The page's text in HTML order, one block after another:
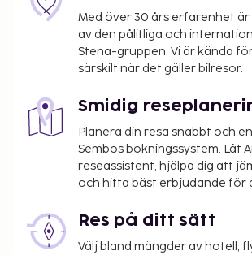
Med över 30 års erfarenhet är
av den pålitliga och
Stena-gruppen. Vi är kända
särskilt när det gäller bilresor.
Smidig
Planera din resa snabbt och
Sembos bokningssystem. Låt
reseassistent, hjälpa dig att
och hitta bäst erbjudande för
Res på ditt sätt
Välj bland mängder av hotell,